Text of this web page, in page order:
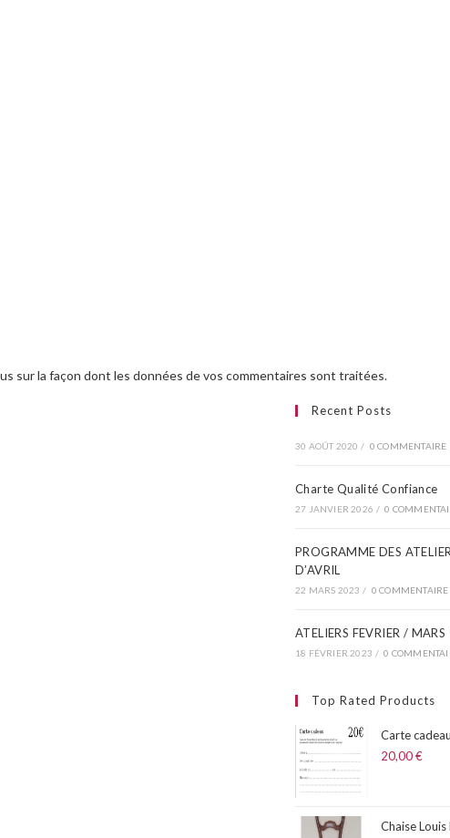
sur la façon dont les données de vos commentaires sont traitées.
Recent Posts
30 AOÛT 2020 / 0 COMMENTAIRE
Charte Qualité Confiance
27 JANVIER 2026 / 0
PROGRAMME DES
D’AVRIL​
22 MARS 2023 / 0 COMMENTAIRE
ATELIERS FEVRIER /
18 FÉVRIER 2023 / 0
Top Rated Products
Carte
20,00€
Chaise